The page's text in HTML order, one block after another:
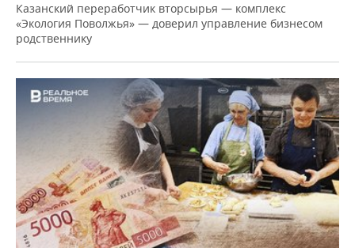
Казанский переработчик вторсырья — комплекс
«Экология Поволжья» — доверил управление бизнесом
родственнику